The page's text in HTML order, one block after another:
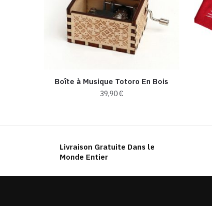
Boîte à Musique Totoro En Bois
39,90€
plusieurs
Les
Livraison Gratuite Dans le
Monde Entier